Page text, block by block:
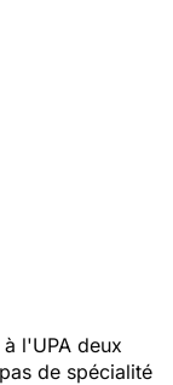
l'UPA deux
de spécialité